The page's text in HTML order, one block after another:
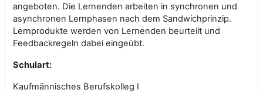
angeboten. Die Lernenden arbeiten in synchronen und
asynchronen Lernphasen nach dem Sandwichprinzip.
Lernprodukte werden von Lernenden beurteilt und
Feedbackregeln dabei eingeübt.
Schulart:
Kaufmännisches Berufskolleg I